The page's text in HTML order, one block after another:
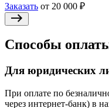
Заказать от 20 000 ₽
Способы
Для юридических
При оплате по
через интернет-банк) в